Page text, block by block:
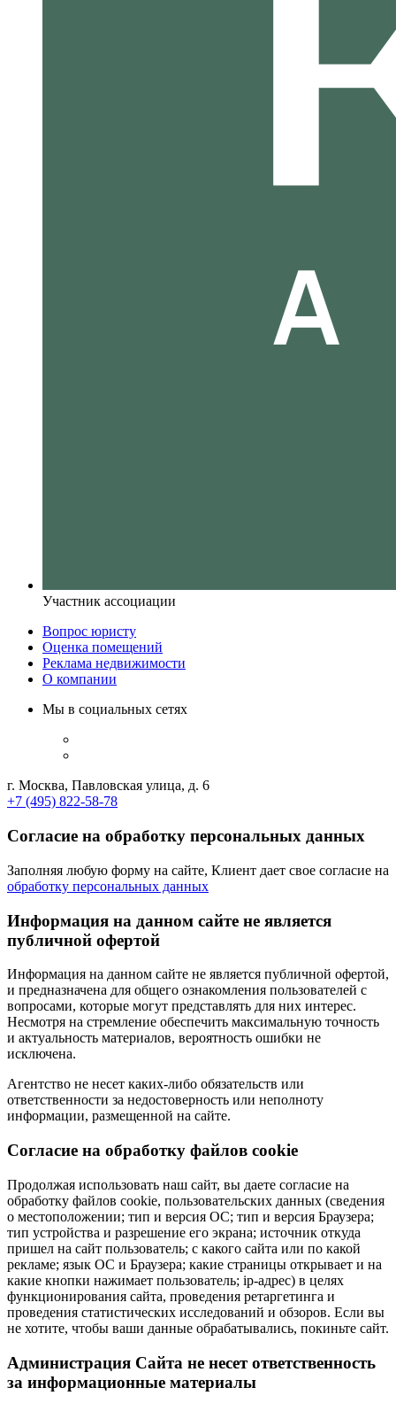
Участник ассоциации
Вопрос юристу
Оценка помещений
Реклама недвижимости
О компании
Мы в социальных сетях
г. Москва, Павловская улица, д. 6
+7 (495) 822-58-78
Согласие на обработку персональных данных
Заполняя любую форму на сайте, Клиент дает свое согласие на
обработку персональных данных
Информация на данном сайте не является
публичной офертой
Информация на данном сайте не является публичной офертой,
и предназначена для общего ознакомления пользователей с
вопросами, которые могут представлять для них интерес.
Несмотря на стремление обеспечить максимальную точность
и актуальность материалов, вероятность ошибки не
исключена.
Агентство не несет каких-либо обязательств или
ответственности за недостоверность или неполноту
информации, размещенной на сайте.
Cогласие на обработку файлов cookie
Продолжая использовать наш сайт, вы даете согласие на
обработку файлов cookie, пользовательских данных (сведения
о местоположении; тип и версия ОС; тип и версия Браузера;
тип устройства и разрешение его экрана; источник откуда
пришел на сайт пользователь; с какого сайта или по какой
рекламе; язык ОС и Браузера; какие страницы открывает и на
какие кнопки нажимает пользователь; ip-адрес) в целях
функционирования сайта, проведения ретаргетинга и
проведения статистических исследований и обзоров. Если вы
не хотите, чтобы ваши данные обрабатывались, покиньте сайт.
Администрация Сайта не несет ответственность
за информационные материалы